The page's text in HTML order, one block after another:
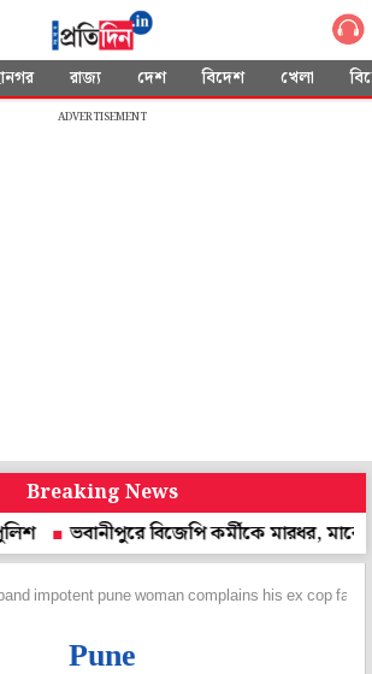
রাজ্য দেশ বিদেশ খেলা
ADVERTISEMENT
Breaking News
বিজেপি কর্মীকে মারধর, মাকে
impotent pune woman complains his ex cop
Pune